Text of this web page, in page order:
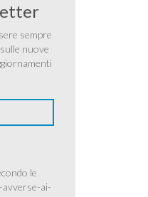
sempre
nuove
le
ai-